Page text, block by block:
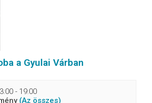
a Gyulai Várban
- 19:00
(Az összes)